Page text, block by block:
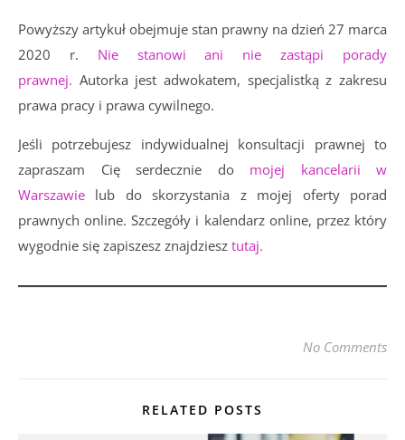
Powyższy artykuł obejmuje stan prawny na dzień 27 marca
2020 r. Nie stanowi ani nie zastąpi porady
prawnej. Autorka jest adwokatem, specjalistką z zakresu
prawa pracy i prawa cywilnego.
Jeśli potrzebujesz indywidualnej konsultacji prawnej to
zapraszam Cię serdecznie domojej kancelarii w
Warszawie lub do skorzystania z mojej oferty porad
prawnych online. Szczegóły i kalendarz online, przez który
wygodnie się zapiszesz znajdziesz tutaj.
No Comments
RELATED POSTS